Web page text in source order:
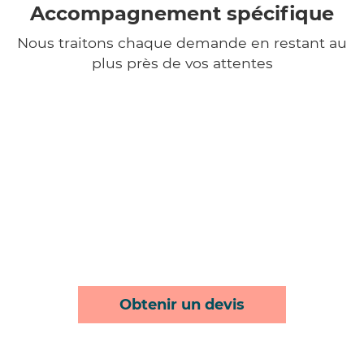
Accompagnement spécifique
Nous traitons chaque demande en restant au
plus près de vos attentes
Obtenir un devis